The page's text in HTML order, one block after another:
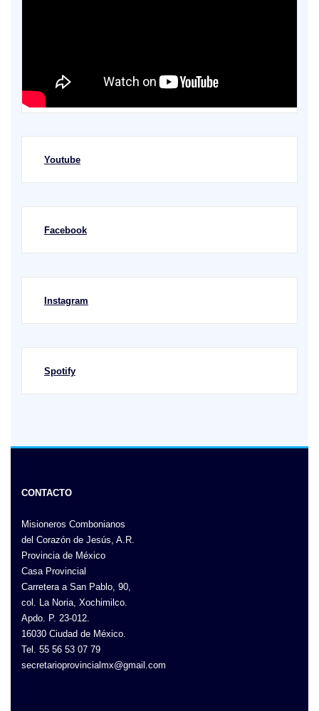
Youtube
Facebook
Instagram
Spotify
CONTACTO
Misioneros Combonianos
del Corazón de Jesús, A.R.
Provincia de México
Casa Provincial
Carretera a San Pablo, 90,
col. La Noria, Xochimilco.
Apdo. P. 23-012.
16030 Ciudad de México.
Tel. 55 56 53 07 79
secretarioprovincialmx@gmail.com